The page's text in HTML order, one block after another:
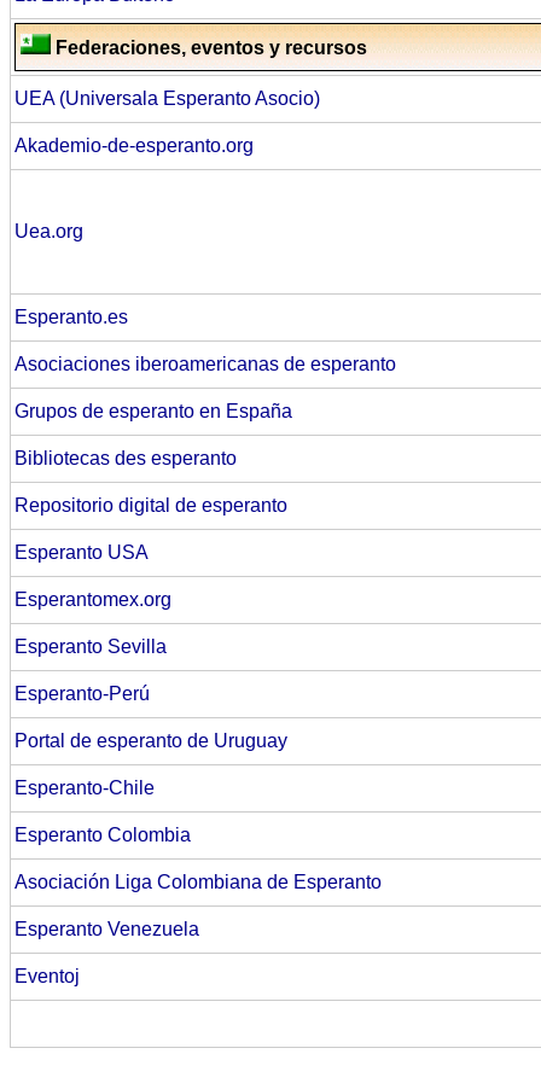
Federaciones, eventos y recursos
UEA (Universala Esperanto Asocio)
Akademio-de-esperanto.org
Uea.org
Esperanto.es
Asociaciones iberoamericanas de esperanto
Grupos de esperanto en España
Bibliotecas des esperanto
Repositorio digital de esperanto
Esperanto USA
Esperantomex.org
Esperanto Sevilla
Esperanto-Perú
Portal de esperanto de Uruguay
Esperanto-Chile
Esperanto Colombia
Asociación Liga Colombiana de Esperanto
Esperanto Venezuela
Eventoj